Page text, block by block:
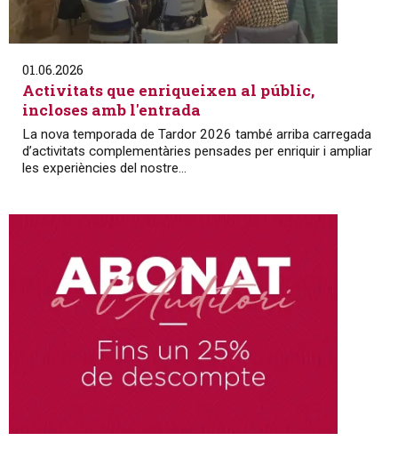
01.06.2026
Activitats que enriqueixen al públic,
incloses amb l'entrada
La nova temporada de Tardor 2026 també arriba carregada
d’activitats complementàries pensades per enriquir i ampliar
les experiències del nostre...